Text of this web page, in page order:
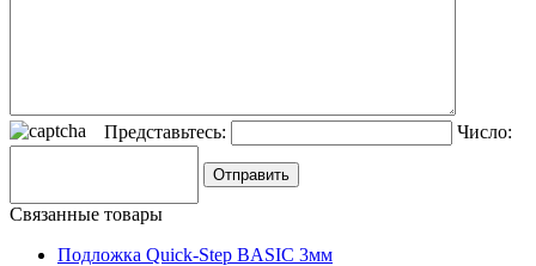
Представьтесь: Число:
Связанные товары
Подложка Quick-Step BASIC 3мм